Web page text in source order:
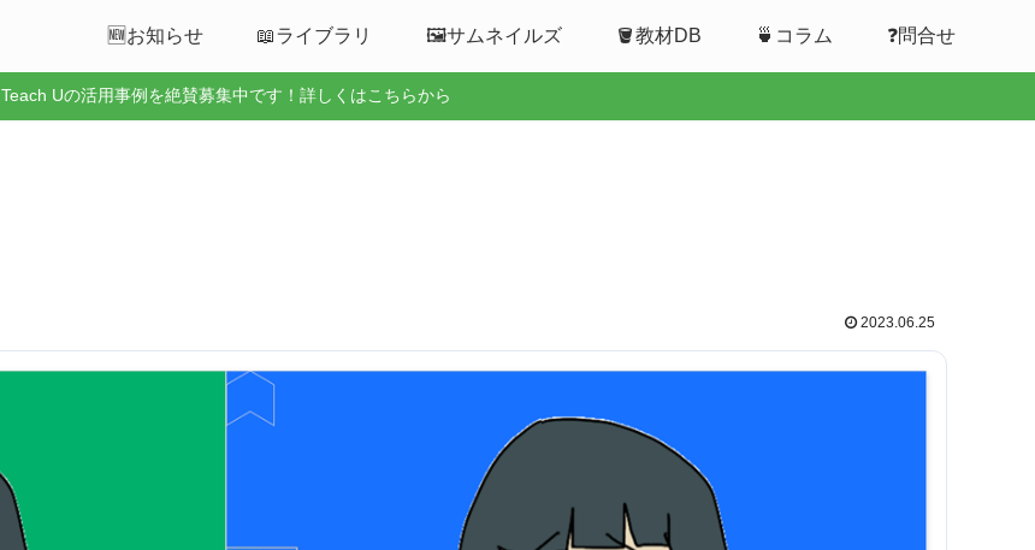
🆕お知らせ 📖ライブラリ 🖼️サムネイルズ 🪣教材DB 🍵コラム ❓問合せ
Teach Uの活用事例を絶賛募集中です！詳しくはこちらから
2023.06.25